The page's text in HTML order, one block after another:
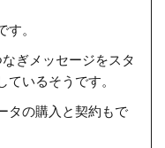
。
ぎメッセージをスタ
いるそうです。
タの購入と契約もで